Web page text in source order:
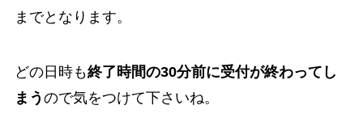
までとなります。
どの日時も終了時間の30分前に受付が終わってし
まう ので気をつけて下さいね。